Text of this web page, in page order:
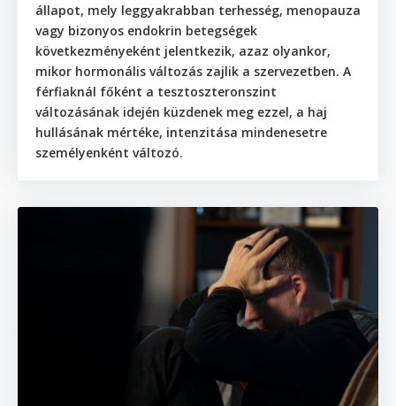
állapot, mely leggyakrabban terhesség, menopauza
vagy bizonyos endokrin betegségek
következményeként jelentkezik, azaz olyankor,
mikor hormonális változás zajlik a szervezetben. A
férfiaknál főként a tesztoszteronszint
változásának idején küzdenek meg ezzel, a haj
hullásának mértéke, intenzitása mindenesetre
személyenként változó.